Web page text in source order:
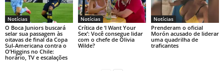
Notícias
O Boca Juniors buscará
selar sua passagem às
oitavas de final da Copa
Sul-Americana contra o
O’Higgins no Chile:
horário, TV e escalações
Notícias
Crítica de ‘I Want Your
Sex’: Você consegue lidar
com o chefe de Olivia
Wilde?
Notícias
Prenderam o oficial
Morón acusado de liderar
uma quadrilha de
traficantes